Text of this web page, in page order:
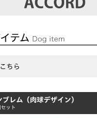
ちら
レム（肉球デザイン）
ット